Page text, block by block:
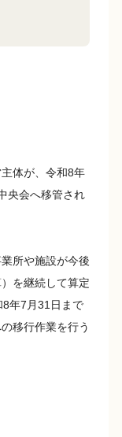
体が、令和8年
央会へ移管され
所や施設が今後
を継続して算定
年7月31日まで
移行作業を行う